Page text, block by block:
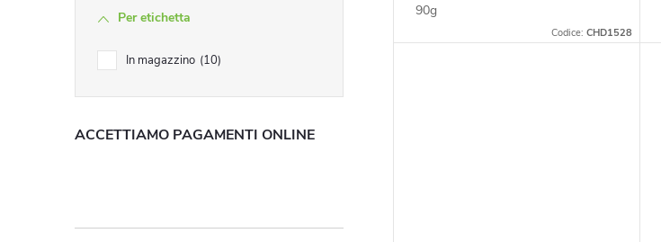
Per etichetta
In magazzino 10
ACCETTIAMO PAGAMENTI ONLINE
i
90g
Codice:CHD1528